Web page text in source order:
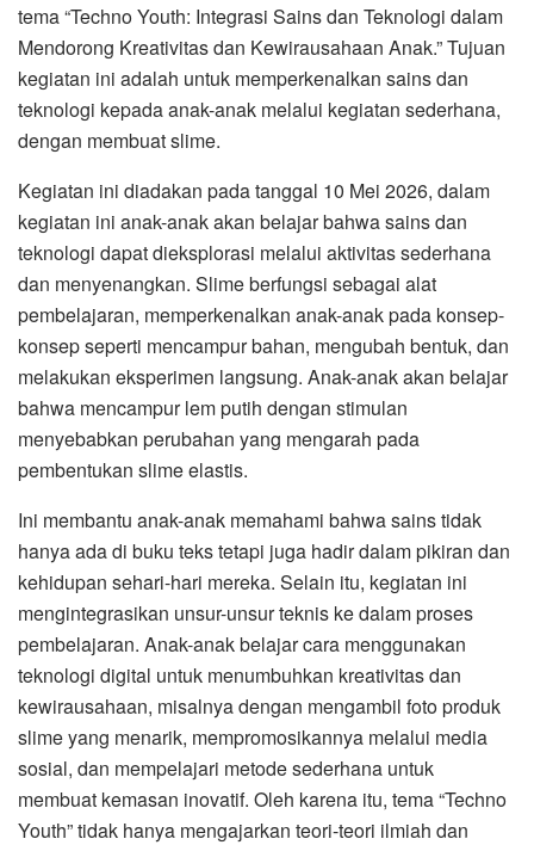
tema “Techno Youth: Integrasi Sains dan Teknologi dalam
Mendorong Kreativitas dan Kewirausahaan Anak.” Tujuan
kegiatan ini adalah untuk memperkenalkan sains dan
teknologi kepada anak-anak melalui kegiatan sederhana,
dengan membuat slime.
Kegiatan ini diadakan pada tanggal 10 Mei 2026, dalam
kegiatan ini anak-anak akan belajar bahwa sains dan
teknologi dapat dieksplorasi melalui aktivitas sederhana
dan menyenangkan. Slime berfungsi sebagai alat
pembelajaran, memperkenalkan anak-anak pada konsep-
konsep seperti mencampur bahan, mengubah bentuk, dan
melakukan eksperimen langsung. Anak-anak akan belajar
bahwa mencampur lem putih dengan stimulan
menyebabkan perubahan yang mengarah pada
pembentukan slime elastis.
Ini membantu anak-anak memahami bahwa sains tidak
hanya ada di buku teks tetapi juga hadir dalam pikiran dan
kehidupan sehari-hari mereka. Selain itu, kegiatan ini
mengintegrasikan unsur-unsur teknis ke dalam proses
pembelajaran. Anak-anak belajar cara menggunakan
teknologi digital untuk menumbuhkan kreativitas dan
kewirausahaan, misalnya dengan mengambil foto produk
slime yang menarik, mempromosikannya melalui media
sosial, dan mempelajari metode sederhana untuk
membuat kemasan inovatif. Oleh karena itu, tema “Techno
Youth” tidak hanya mengajarkan teori-teori ilmiah dan